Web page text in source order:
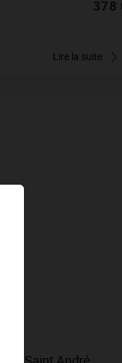
378
Lire la suite